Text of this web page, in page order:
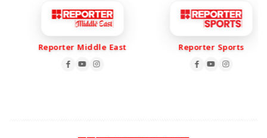
Reporter Middle East Reporter Sports